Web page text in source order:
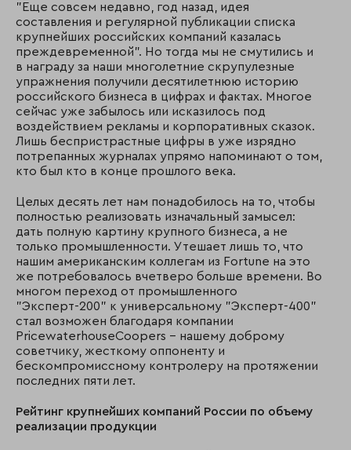
"Еще совсем недавно, год назад, идея
составления и регулярной публикации списка
крупнейших российских компаний казалась
преждевременной". Но тогда мы не смутились и
в награду за наши многолетние скрупулезные
упражнения получили десятилетнюю историю
российского бизнеса в цифрах и фактах. Многое
сейчас уже забылось или исказилось под
воздействием рекламы и корпоративных сказок.
Лишь беспристрастные цифры в уже изрядно
потрепанных журналах упрямо напоминают о том,
кто был кто в конце прошлого века.
Целых десять лет нам понадобилось на то, чтобы
полностью реализовать изначальный замысел:
дать полную картину крупного бизнеса, а не
только промышленности. Утешает лишь то, что
нашим американским коллегам из Fortune на это
же потребовалось вчетверо больше времени. Во
многом переход от промышленного
"Эксперт-200" к универсальному "Эксперт-400"
стал возможен благодаря компании
PricewaterhouseCoopers - нашему доброму
советчику, жесткому оппоненту и
бескомпромиссному контролеру на протяжении
последних пяти лет.
Рейтинг крупнейших компаний России по объему
реализации продукции